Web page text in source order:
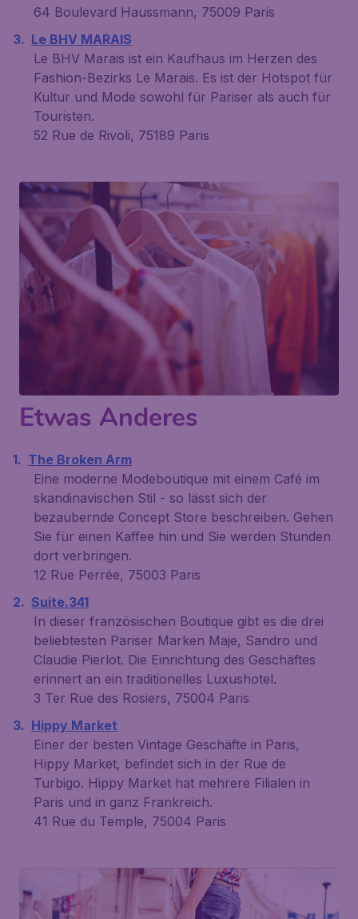
64 Boulevard Haussmann, 75009 Paris
Le BHV MARAIS
Le BHV Marais ist ein Kaufhaus im Herzen des
Fashion-Bezirks Le Marais. Es ist der Hotspot für
Kultur und Mode sowohl für Pariser als auch für
Touristen.
52 Rue de Rivoli, 75189 Paris
Etwas Anderes
The Broken Arm
Eine moderne Modeboutique mit einem Café im
skandinavischen Stil - so lässt sich der
bezaubernde Concept Store beschreiben. Gehen
Sie für einen Kaffee hin und Sie werden Stunden
dort verbringen.
12 Rue Perrée, 75003 Paris
Suite.341
In dieser französischen Boutique gibt es die drei
beliebtesten Pariser Marken Maje, Sandro und
Claudie Pierlot. Die Einrichtung des Geschäftes
erinnert an ein traditionelles Luxushotel.
3 Ter Rue des Rosiers, 75004 Paris
Hippy Market
Einer der besten Vintage Geschäfte in Paris,
Hippy Market, befindet sich in der Rue de
Turbigo. Hippy Market hat mehrere Filialen in
Paris und in ganz Frankreich.
41 Rue du Temple, 75004 Paris